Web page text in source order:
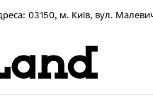
03150, м. Київ, вул.